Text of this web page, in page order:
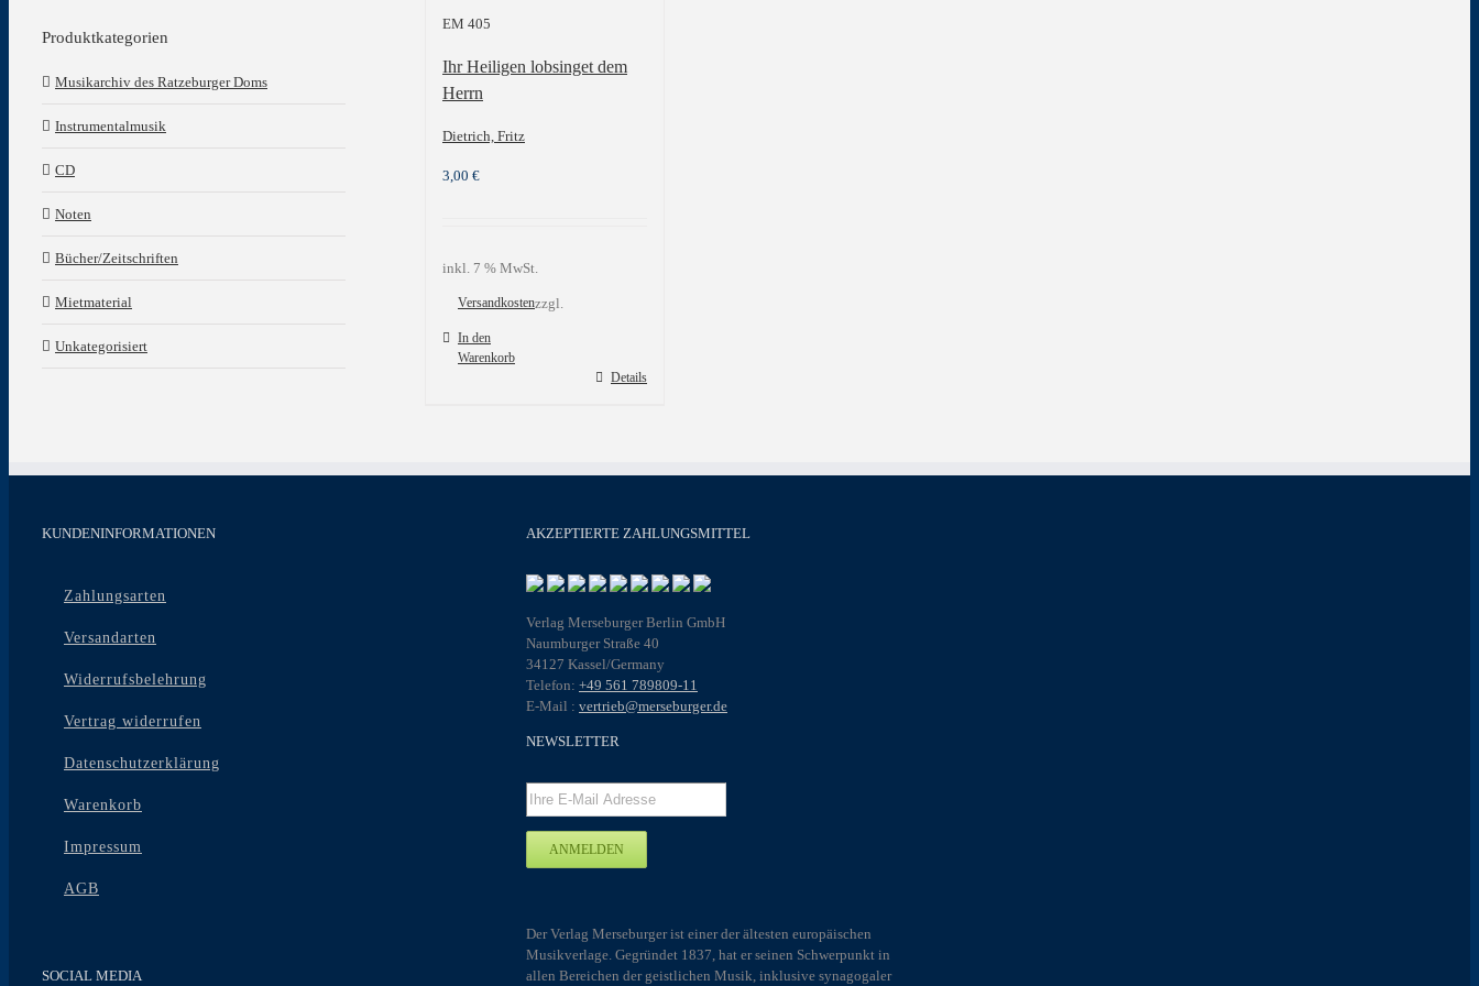
EM 405
Ihr Heiligen lobsinget dem
Herrn
Dietrich, Fritz
3,00 €
inkl. 7 % MwSt.
zzgl.
Versandkosten
In den
Warenkorb
Details
Produktkategorien
Musikarchiv des Ratzeburger Doms
Instrumentalmusik
CD
Noten
Bücher/Zeitschriften
Mietmaterial
Unkategorisiert
KUNDENINFORMATIONEN
Zahlungsarten
Versandarten
Widerrufsbelehrung
Vertrag widerrufen
Datenschutzerklärung
Warenkorb
Impressum
AGB
SOCIAL MEDIA
AKZEPTIERTE ZAHLUNGSMITTEL
Verlag Merseburger Berlin GmbH
Naumburger Straße 40
34127 Kassel/Germany
Telefon: +49 561 789809-11
E-Mail : vertrieb@merseburger.de
NEWSLETTER
Der Verlag Merseburger ist einer der ältesten europäischen
Musikverlage. Gegründet 1837, hat er seinen Schwerpunkt in
allen Bereichen der geistlichen Musik, inklusive synagogaler